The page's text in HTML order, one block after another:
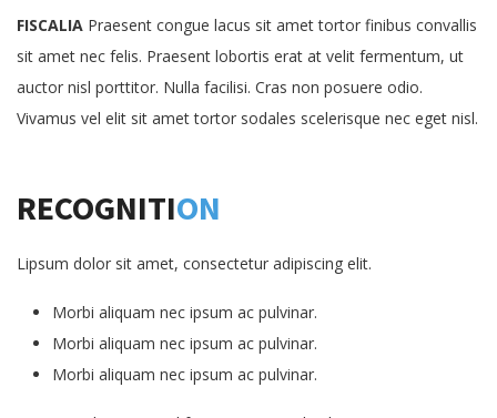
FISCALIA Praesent congue lacus sit amet tortor finibus convallis
sit amet nec felis. Praesent lobortis erat at velit fermentum, ut
auctor nisl porttitor. Nulla facilisi. Cras non posuere odio.
Vivamus vel elit sit amet tortor sodales scelerisque nec eget nisl.
RECOGNITION
Lipsum dolor sit amet, consectetur adipiscing elit.
Morbi aliquam nec ipsum ac pulvinar.
Morbi aliquam nec ipsum ac pulvinar.
Morbi aliquam nec ipsum ac pulvinar.